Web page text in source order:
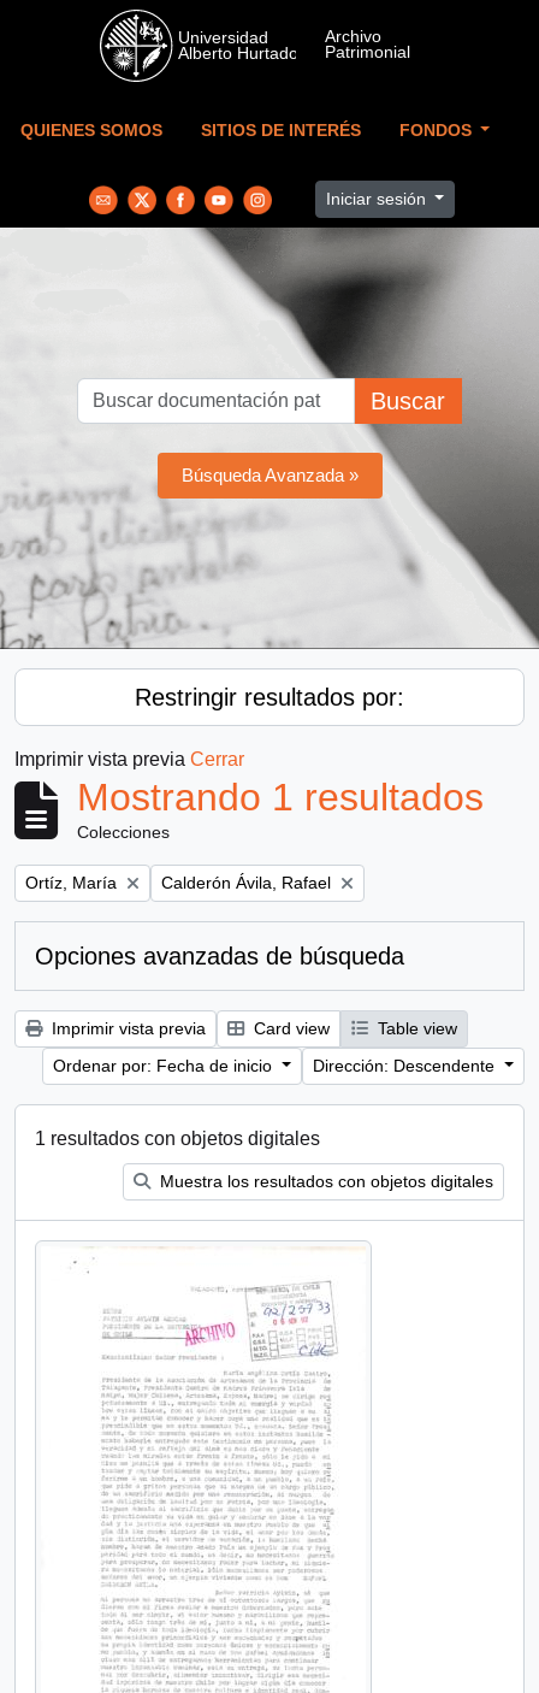
Skip to main content
QUIENES SOMOS SITIOS DE INTERÉS FONDOS
Iniciar sesión
Buscar
Búsqueda Avanzada »
Restringir resultados por:
Imprimir vista previa Cerrar
Mostrando 1 resultados
Colecciones
Remove filter:
Ortíz, María Remove filter:
Calderón Ávila, Rafael
Opciones avanzadas de búsqueda
Imprimir vista previa Card view
Table view
Ordenar por: Fecha de inicio
Dirección: Descendente
1 resultados con objetos digitales
Muestra los resultados con objetos digitales